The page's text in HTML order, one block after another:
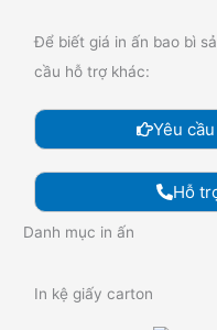
Để biết giá in ấn bao bì
cầu hỗ trợ khác:
Yêu
Hỗ
Danh mục in ấn
In kệ giấy carton